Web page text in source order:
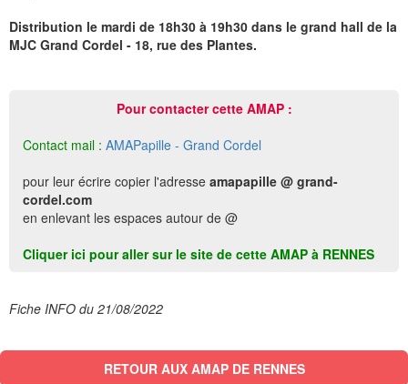
Distribution le mardi de 18h30 à 19h30 dans le grand hall de la
MJC Grand Cordel - 18, rue des Plantes.
Pour contacter cette AMAP :
Contact mail : AMAPapille - Grand Cordel
pour leur écrire copier l'adresse amapapille @ grand-
cordel.com
en enlevant les espaces autour de @
Cliquer ici pour aller sur le site de cette AMAP à RENNES
Fiche INFO du 21/08/2022
RETOUR AUX AMAP DE RENNES